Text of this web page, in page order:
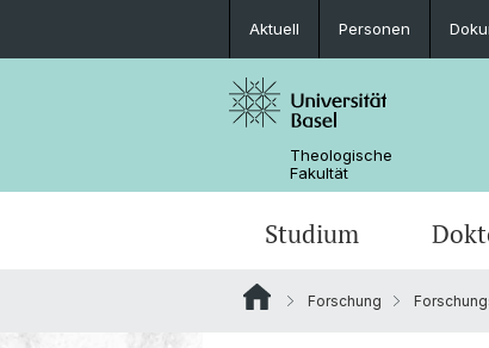
Aktuell Personen
Theologische
Fakultät
Studium
Forschung